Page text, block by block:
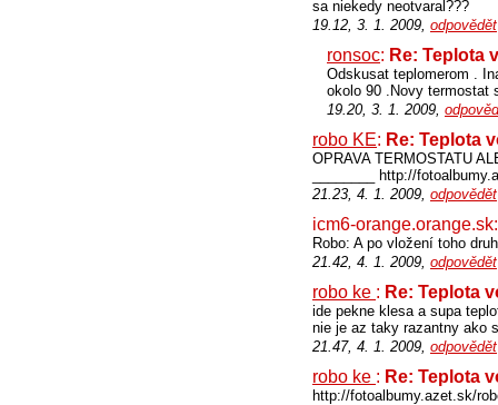
sa niekedy neotvaral???
19.12, 3. 1. 2009, odpovědět
ronsoc: Re: Teplota
Odskusat teplomerom .
okolo 90 .Novy termostat
19.20, 3. 1. 2009,
robo KE: Re: Teplota
OPRAVA TERMOSTATU
________ http://
21.23, 4. 1. 2009, odpovědět
icm6-
Robo: A po vložení toho
21.42, 4. 1. 2009, odpovědět
robo ke : Re: Teplota
ide pekne klesa a supa
nie je az taky razantny ako
21.47, 4. 1. 2009, odpovědět
robo ke : Re: Teplota
http://fotoalbumy.azet.sk/